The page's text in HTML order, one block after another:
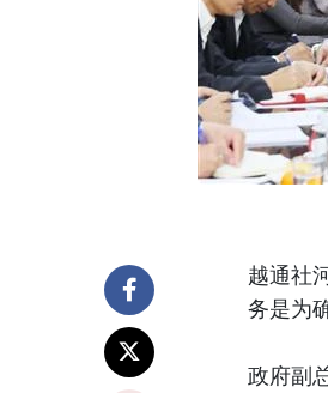
越通社
务是为
政府副